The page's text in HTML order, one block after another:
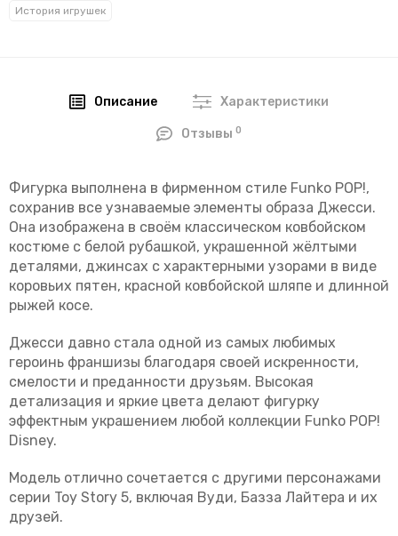
История игрушек
Описание Характеристики
Отзывы0
Фигурка выполнена в фирменном стиле Funko POP!,
сохранив все узнаваемые элементы образа Джесси.
Она изображена в своём классическом ковбойском
костюме с белой рубашкой, украшенной жёлтыми
деталями, джинсах с характерными узорами в виде
коровьих пятен, красной ковбойской шляпе и длинной
рыжей косе.
Джесси давно стала одной из самых любимых
героинь франшизы благодаря своей искренности,
смелости и преданности друзьям. Высокая
детализация и яркие цвета делают фигурку
эффектным украшением любой коллекции Funko POP!
Disney.
Модель отлично сочетается с другими персонажами
серии Toy Story 5, включая Вуди, Базза Лайтера и их
друзей.